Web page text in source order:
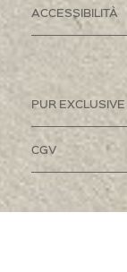
ACCESSIBILITÀ
PUR EXCLUSIVE
CGV